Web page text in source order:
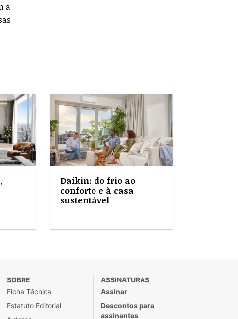
a
Daikin: do frio ao
conforto e à casa
sustentável
SOBRE
Ficha Técnica
Estatuto Editorial
ASSINATURAS
Assinar
Descontos para
assinantes